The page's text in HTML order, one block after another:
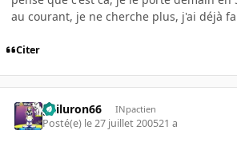
au courant, je ne cherche plus, j'ai déjà
Citer
gailuron66 INpactien
Posté(e) le 27 juillet 200521 a